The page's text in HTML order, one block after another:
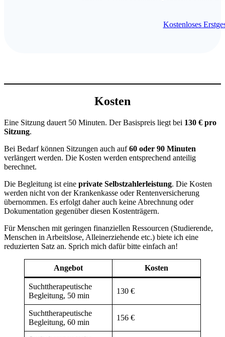
Kostenloses
Kosten
Eine Sitzung dauert 50 Minuten. Der Basispreis liegt bei 130 € pro
Sitzung.
Bei Bedarf können Sitzungen auch auf60 oder 90 Minuten
verlängert werden. Die Kosten werden entsprechend anteilig
berechnet.
Die Begleitung ist eine private Selbstzahlerleistung. Die Kosten
werden nicht von der Krankenkasse oder Rentenversicherung
übernommen. Es erfolgt daher auch keine Abrechnung oder
Dokumentation gegenüber diesen Kostenträgern.
Für Menschen mit geringen finanziellen Ressourcen (Studierende,
Menschen in Arbeitslose, Alleinerziehende etc.) biete ich eine
reduzierten Satz an. Sprich mich dafür bitte einfach an!
Angebot Kosten
Suchttherapeutische
Begleitung, 50 min
130 €
Suchttherapeutische
Begleitung, 60 min
156 €